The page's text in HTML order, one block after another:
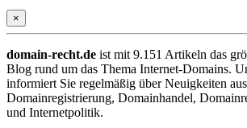
×
domain-recht.de ist mit 9.151 Artikeln das
Blog rund um das Thema Internet-Domains.
informiert Sie regelmäßig über Neuigkeiten
Domainregistrierung, Domainhandel,
und Internetpolitik.